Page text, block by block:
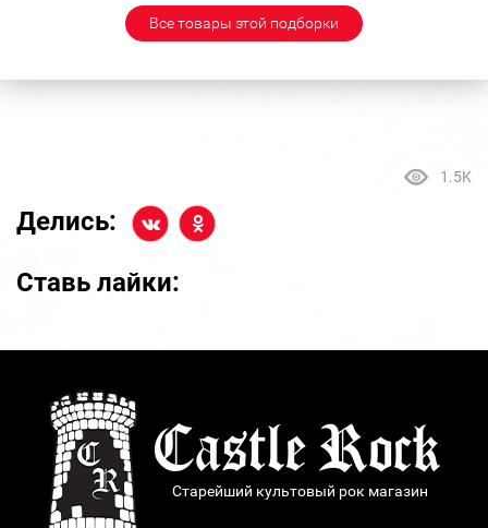
Все товары этой подборки
1.5K
Делись:
Ставь лайки:
Старейший культовый рок магазин